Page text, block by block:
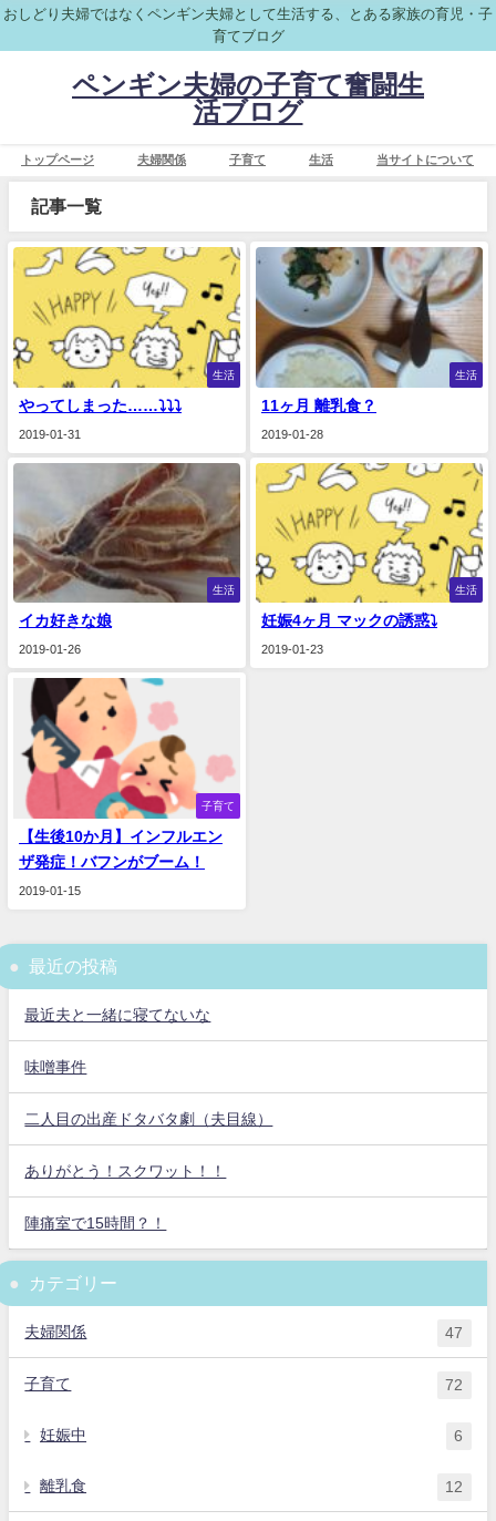
おしどり夫婦ではなくペンギン夫婦として生活する、とある家族の育児・子
育てブログ
ペンギン夫婦の子育て奮闘生
活ブログ
トップページ 夫婦関係 子育て 生活 当サイトについて
記事一覧
生活
やってしまった……⤵️⤵️⤵️
2019-01-31
生活
11ヶ月 離乳食？
2019-01-28
生活
イカ好きな娘
2019-01-26
生活
妊娠4ヶ月 マックの誘惑⤵️
2019-01-23
子育て
【生後10か月】インフルエン
ザ発症！バフンがブーム！
2019-01-15
最近の投稿
最近夫と一緒に寝てないな
味噌事件
二人目の出産ドタバタ劇（夫目線）
ありがとう！スクワット！！
陣痛室で15時間？！
カテゴリー
夫婦関係 47
子育て 72
妊娠中 6
離乳食 12